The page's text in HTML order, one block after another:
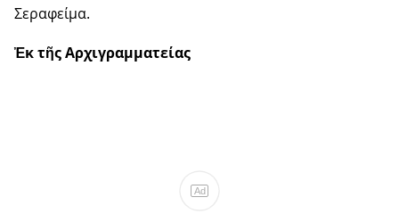
Σεραφείμα.
Ἐκ τῆς Αρχιγραμματείας
Ad